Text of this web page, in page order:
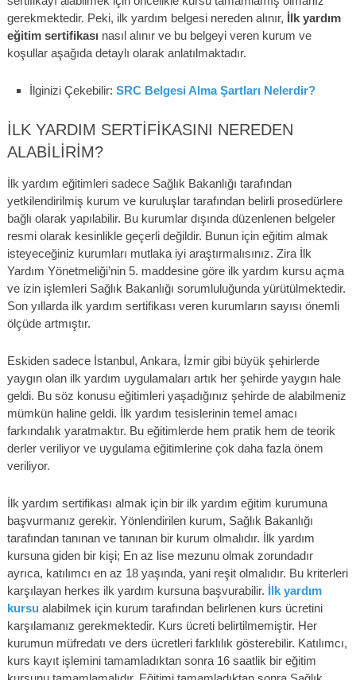
gerekmektedir. Peki, ilk yardım belgesi nereden alınır, İlk yardım
eğitim sertifikasınasıl alınır ve bu belgeyi veren kurum ve
koşullar aşağıda detaylı olarak anlatılmaktadır.
İlginizi Çekebilir:SRC Belgesi Alma Şartları Nelerdir?
İLK YARDIM SERTIFIKASINI NEREDEN
ALABILIRIM?
İlk yardım eğitimleri sadece Sağlık Bakanlığı tarafından
yetkilendirilmiş kurum ve kuruluşlar tarafından belirli prosedürlere
bağlı olarak yapılabilir. Bu kurumlar dışında düzenlenen belgeler
resmi olarak kesinlikle geçerli değildir. Bunun için eğitim almak
isteyeceğiniz kurumları mutlaka iyi araştırmalısınız. Zira İlk
Yardım Yönetmeliği’nin 5. maddesine göre ilk yardım kursu açma
ve izin işlemleri Sağlık Bakanlığı sorumluluğunda yürütülmektedir.
Son yıllarda ilk yardım sertifikası veren kurumların sayısı önemli
ölçüde artmıştır.
Eskiden sadece İstanbul, Ankara, İzmir gibi büyük şehirlerde
yaygın olan ilk yardım uygulamaları artık her şehirde yaygın hale
geldi. Bu söz konusu eğitimleri yaşadığınız şehirde de alabilmeniz
mümkün haline geldi. İlk yardım tesislerinin temel amacı
farkındalık yaratmaktır. Bu eğitimlerde hem pratik hem de teorik
derler veriliyor ve uygulama eğitimlerine çok daha fazla önem
veriliyor.
İlk yardım sertifikası almak için bir ilk yardım eğitim kurumuna
başvurmanız gerekir. Yönlendirilen kurum, Sağlık Bakanlığı
tarafından tanınan ve tanınan bir kurum olmalıdır. İlk yardım
kursuna giden bir kişi; En az lise mezunu olmak zorundadır
ayrıca, katılımcı en az 18 yaşında, yani reşit olmalıdır. Bu kriterleri
karşılayan herkes ilk yardım kursuna başvurabilir. İlk yardım
kursu alabilmek için kurum tarafından belirlenen kurs ücretini
karşılamanız gerekmektedir. Kurs ücreti belirtilmemiştir. Her
kurumun müfredatı ve ders ücretleri farklılık gösterebilir. Katılımcı,
kurs kayıt işlemini tamamladıktan sonra 16 saatlik bir eğitim